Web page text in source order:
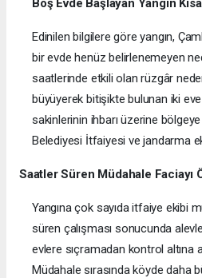
Boş Evde Başlayan Yangın
Edinilen bilgilere göre yangın,
bir evde henüz belirlenemeyen
saatlerinde etkili olan rüzgâr
büyüyerek bitişikte bulunan iki eve
sakinlerinin ihbarı üzerine
Belediyesi İtfaiyesi ve jandarma
Saatler Süren Müdahale Faciayı
Yangına çok sayıda itfaiye ekibi
süren çalışması sonucunda
evlere sıçramadan kontrol altına
Müdahale sırasında köyde daha